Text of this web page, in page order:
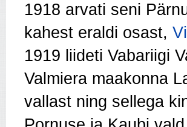
1918 arvati seni
kahest eraldi osast,
1919 liideti Vabariigi
Valmiera maakonna
vallast ning sellega